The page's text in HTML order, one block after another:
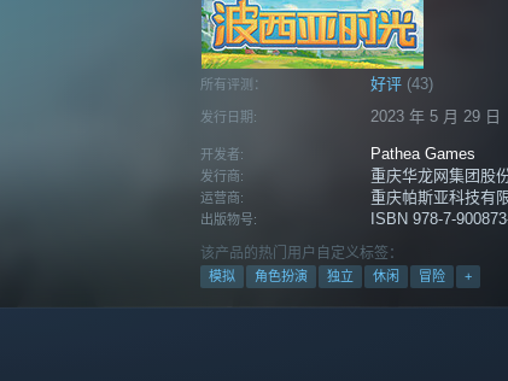
所有评测： 好评 (43)
发行日期: 2023 年 5 月 29 日
开发者: Pathea Games
发行商: 重庆华龙网集团股
运营商: 重庆帕斯亚科技有
出版物号: ISBN 978-7-
该产品的热门用户自定义标签：
模拟 角色扮演 独立 休闲 冒险 +